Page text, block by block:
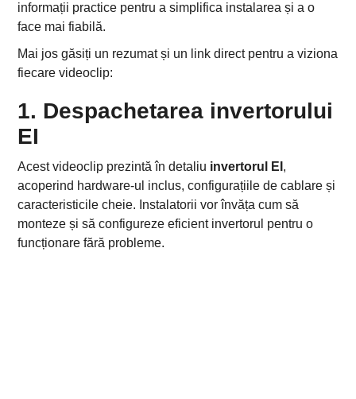
informații practice pentru a simplifica instalarea și a o
face mai fiabilă.
Mai jos găsiți un rezumat și un link direct pentru a viziona
fiecare videoclip:
1. Despachetarea invertorului
EI
Acest videoclip prezintă în detaliu invertorul EI ,
acoperind hardware-ul inclus, configurațiile de cablare și
caracteristicile cheie. Instalatorii vor învăța cum să
monteze și să configureze eficient invertorul pentru o
funcționare fără probleme.